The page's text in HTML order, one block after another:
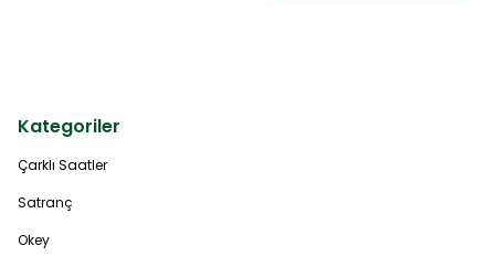
Kategoriler
Çarklı Saatler
Satranç
Okey